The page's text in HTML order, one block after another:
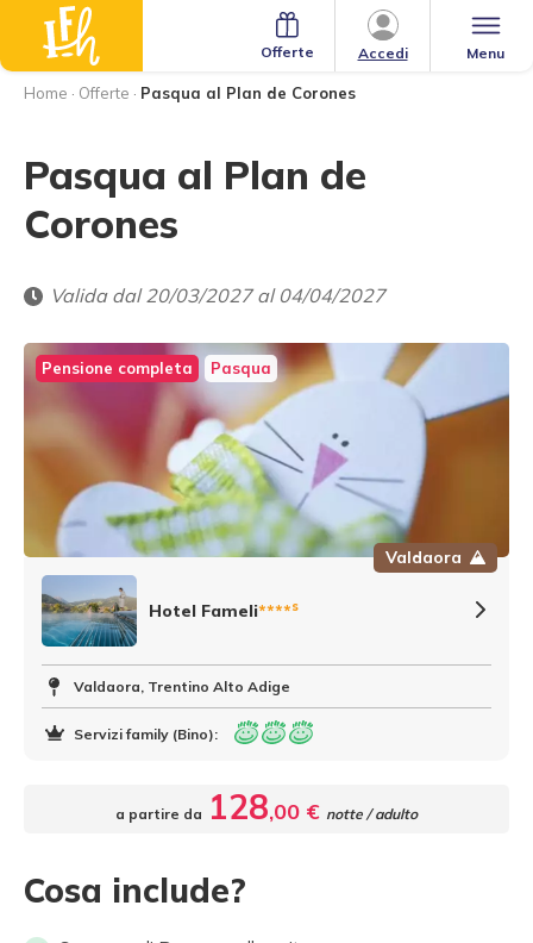
Menu
Accedi
Offerte
Home · Offerte · Pasqua al Plan de Corones
Pasqua al Plan de
Corones
Valida dal 20/03/2027 al 04/04/2027
Pensione completa Pasqua
Valdaora
Hotel Fameli****s
Valdaora, Trentino Alto Adige
Servizi family (Bino):
Cosa include?
a partire da 128,00 € notte / adulto